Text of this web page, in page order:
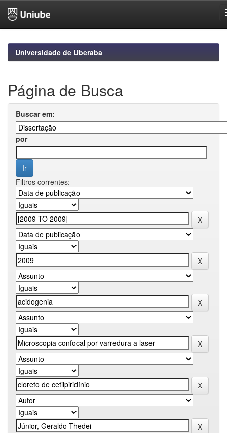
navigationUniversidade de Uberaba
Página de Busca
Buscar em:
por
Filtros correntes: